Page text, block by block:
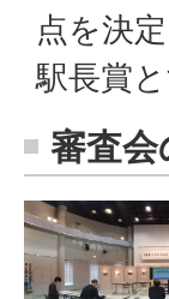
点を決
駅長賞と
審査会